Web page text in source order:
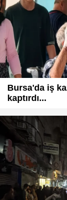
Bursa'da iş
kaptırdı...